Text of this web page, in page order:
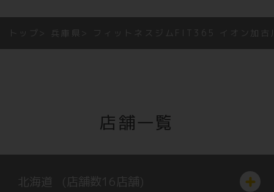
トップ 兵庫県 フィットネスジムFIT365 イオン加古
店舗一覧
北海道 (店舗数 16店舗)